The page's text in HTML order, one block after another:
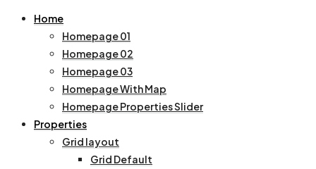
Home
Homepage 01
Homepage 02
Homepage 03
Homepage With Map
Homepage Properties Slider
Properties
Grid layout
Grid Default